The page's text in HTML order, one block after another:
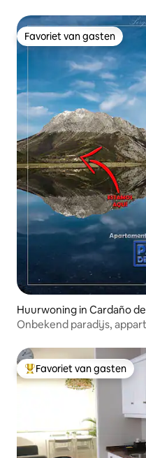
Favoriet van gasten
Favoriet van gasten
Huurwoning in Cardaño
Onbekend paradijs,
Topfavoriet van gasten
Favoriet van gasten